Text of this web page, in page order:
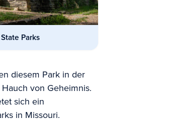
Parks
diesem Park in der
von Geheimnis.
sich ein
in Missouri.